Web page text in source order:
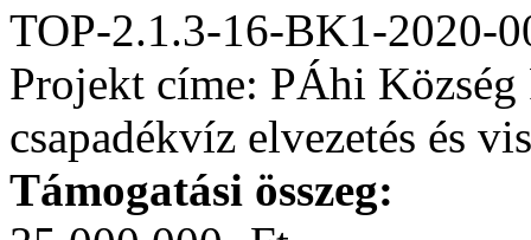
TOP-2.1.3-16-BK1-2020-
Projekt címe: PÁhi
csapadékvíz elvezetés és
Támogatási összeg: